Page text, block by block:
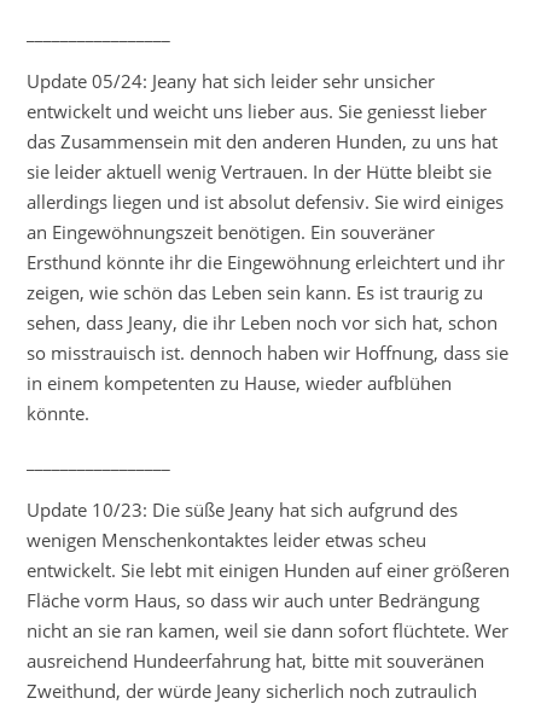
Update 05/24: Jeany hat sich leider sehr unsicher
entwickelt und weicht uns lieber aus. Sie geniesst lieber
das Zusammensein mit den anderen Hunden, zu uns hat
sie leider aktuell wenig Vertrauen. In der Hütte bleibt sie
allerdings liegen und ist absolut defensiv. Sie wird einiges
an Eingewöhnungszeit benötigen. Ein souveräner
Ersthund könnte ihr die Eingewöhnung erleichtert und ihr
zeigen, wie schön das Leben sein kann. Es ist traurig zu
sehen, dass Jeany, die ihr Leben noch vor sich hat, schon
so misstrauisch ist. dennoch haben wir Hoffnung, dass sie
in einem kompetenten zu Hause, wieder aufblühen
könnte.
Update 10/23: Die süße Jeany hat sich aufgrund des
wenigen Menschenkontaktes leider etwas scheu
entwickelt. Sie lebt mit einigen Hunden auf einer größeren
Fläche vorm Haus, so dass wir auch unter Bedrängung
nicht an sie ran kamen, weil sie dann sofort flüchtete. Wer
ausreichend Hundeerfahrung hat, bitte mit souveränen
Zweithund, der würde Jeany sicherlich noch zutraulich